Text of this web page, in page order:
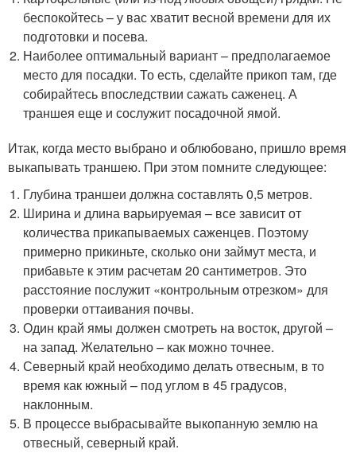
беспокойтесь – у вас хватит весной времени для их
подготовки и посева.
Наиболее оптимальный вариант – предполагаемое
место для посадки. То есть, сделайте прикоп там, где
собирайтесь впоследствии сажать саженец. А
траншея еще и сослужит посадочной ямой.
Итак, когда место выбрано и облюбовано, пришло время
выкапывать траншею. При этом помните следующее:
Глубина траншеи должна составлять 0,5 метров.
Ширина и длина варьируемая – все зависит от
количества прикапываемых саженцев. Поэтому
примерно прикиньте, сколько они займут места, и
прибавьте к этим расчетам 20 сантиметров. Это
расстояние послужит «контрольным отрезком» для
проверки оттаивания почвы.
Один край ямы должен смотреть на восток, другой –
на запад. Желательно – как можно точнее.
Северный край необходимо делать отвесным, в то
время как южный – под углом в 45 градусов,
наклонным.
В процессе выбрасывайте выкопанную землю на
отвесный, северный край.